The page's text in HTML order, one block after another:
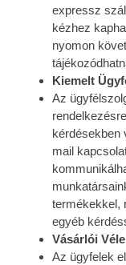
expressz
kézhez
nyomon
Kiemelt
Az
kérdésekben
mail
termékekkel,
egyéb
Vásárlói
Az ügyfelek